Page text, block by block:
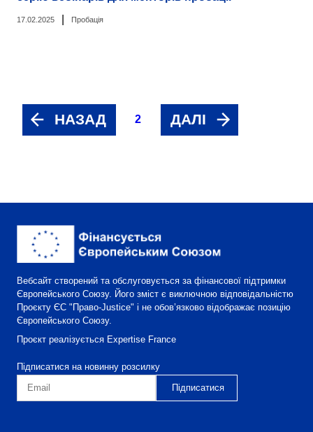
17.02.2025 Пробація
НАЗАД 2 ДАЛІ
Вебсайт створений та обслуговується за фінансової підтримки
Європейського Союзу. Його зміст є виключною відповідальністю
Проєкту ЄС "Право-Justice" і не обов’язково відображає позицію
Європейського Союзу.
Проєкт реалізується Expertise France
Підписатися на новинну розсилку